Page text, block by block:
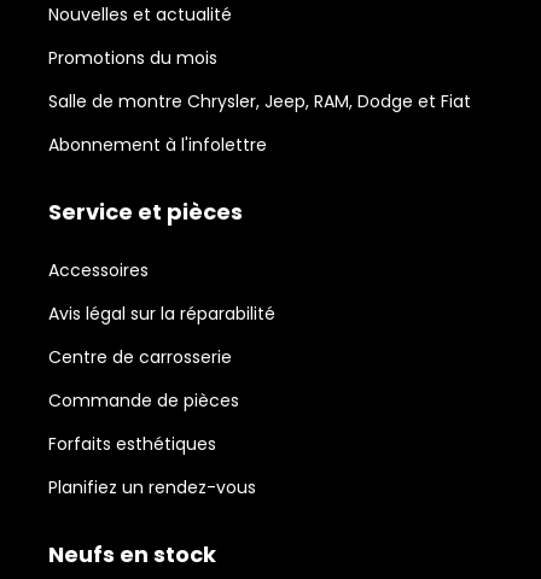
Nouvelles et actualité
Promotions du mois
Salle de montre Chrysler, Jeep, RAM, Dodge et Fiat
Abonnement à l'infolettre
Service et pièces
Accessoires
Avis légal sur la réparabilité
Centre de carrosserie
Commande de pièces
Forfaits esthétiques
Planifiez un rendez-vous
Neufs en stock